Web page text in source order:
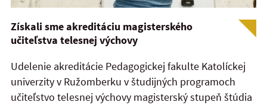
Získali sme akreditáciu magisterského
učiteľstva telesnej výchovy
Udelenie akreditácie Pedagogickej fakulte Katolíckej
univerzity v Ružomberku v študijných programoch
učiteľstvo telesnej výchovy magisterský stupeň štúdia